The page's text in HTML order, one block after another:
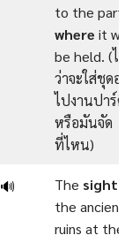
to the party
where it will
be held. (ไม่
ว่าจะใส่ชุดอะ
ไปงานปาร์ตี้
หรือมันจัด
ที่ไหน)
🔊 The sight
the ancient
ruins at the